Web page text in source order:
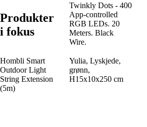
Produkter
i fokus
Twinkly Dots - 400
App-controlled
RGB LEDs. 20
Meters. Black
Wire.
Hombli Smart
Outdoor Light
String Extension
(5m)
Yulia, Lyskjede,
grønn,
H15x10x250 cm